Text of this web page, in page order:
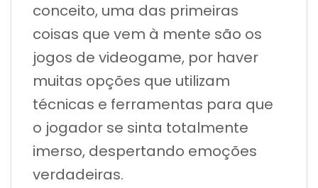
conceito, uma das primeiras
coisas que vem à mente são os
jogos de videogame, por haver
muitas opções que utilizam
técnicas e ferramentas para que
o jogador se sinta totalmente
imerso, despertando emoções
verdadeiras.